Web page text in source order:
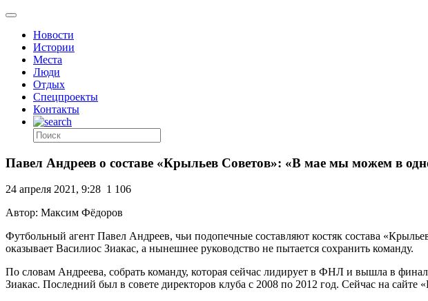
Новости
Истории
Места
Люди
Отдых
Спецпроекты
Контакты
Павел Андреев о составе «Крыльев Советов»: «В мае мы можем в
24 апреля 2021, 9:28 1 106
Автор: Максим Фёдоров
Футбольный агент Павел Андреев, чьи подопечные составляют костяк состава
оказывает Василиос Зиакас, а нынешнее руководство не пытается сохранить команду.
По словам Андреева, собрать команду, которая сейчас лидирует в ФНЛ и вышла в
Зиакас. Последний был в совете директоров клуба с 2008 по 2012 год. Сейчас на сайте